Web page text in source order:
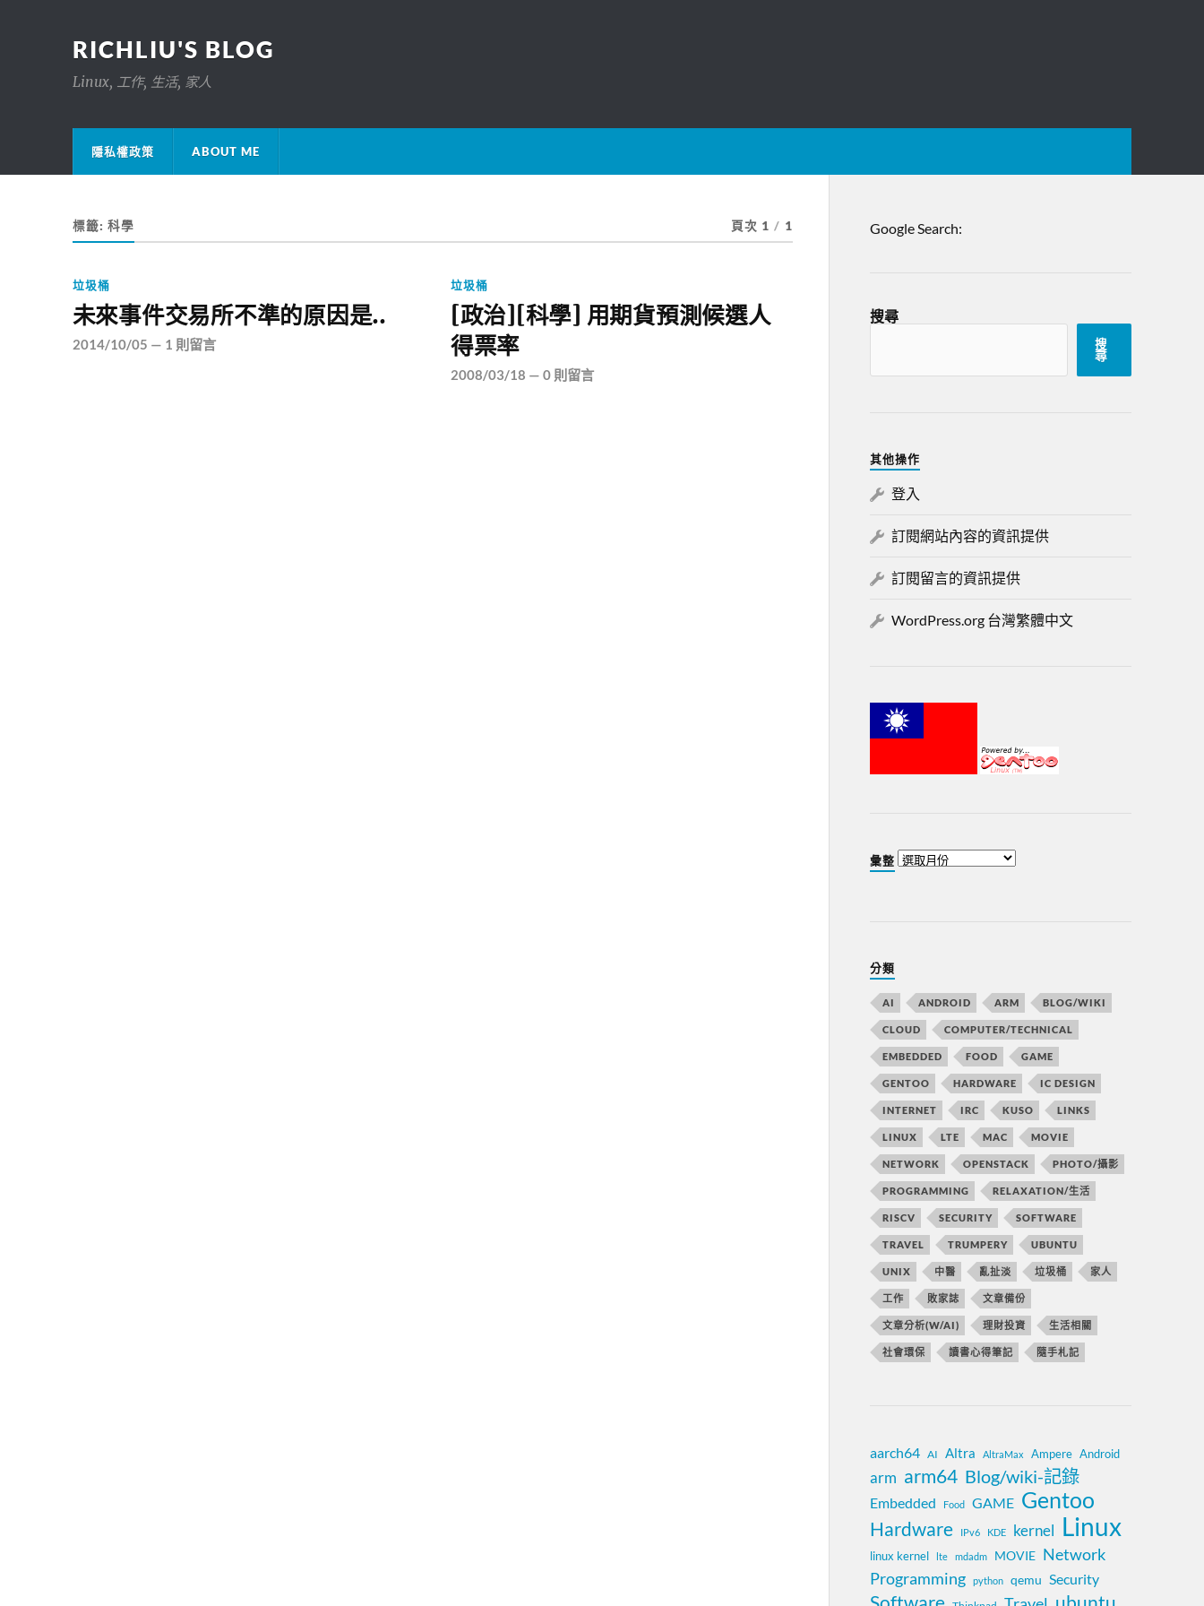
RICHLIU'S BLOG
Linux, 工作, 生活, 家人
隱私權政策 ABOUT ME
標籤: 科學 頁次 1 / 1
垃圾桶
未來事件交易所不準的原因是..
2014/10/05 — 1 則留言
垃圾桶
[政治][科學] 用期貨預測候選人
得票率
2008/03/18 — 0 則留言
Google Search:
搜尋
搜
尋
其他操作
登入
訂閱網站內容的資訊提供
訂閱留言的資訊提供
WordPress.org 台灣繁體中文
彙整
分類
AI ANDROID ARM BLOG/WIKI
CLOUD COMPUTER/TECHNICAL
EMBEDDED FOOD GAME
GENTOO HARDWARE IC DESIGN
INTERNET IRC KUSO LINKS
LINUX LTE MAC MOVIE
NETWORK OPENSTACK PHOTO/攝影
PROGRAMMING RELAXATION/生活
RISCV SECURITY SOFTWARE
TRAVEL TRUMPERY UBUNTU
UNIX 中醫 亂扯淡 垃圾桶 家人
工作 敗家誌 文章備份
文章分析(W/AI) 理財投資 生活相關
社會環保 讀書心得筆記 隨手札記
aarch64 AI Altra AltraMax Ampere Android
arm arm64 Blog/wiki-記錄
Embedded Food GAME Gentoo
Hardware IPv6 KDE kernel Linux
linux kernel lte mdadm MOVIE Network
Programming
python qemu Security